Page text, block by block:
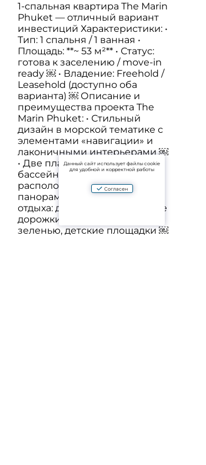
1-спальная квартира The Marin
Phuket — отличный вариант
инвестиций Характеристики: •
Тип: 1 спальня / 1 ванная •
Площадь: **~ 53 м²** • Статус:
готова к заселению / move-in
ready ￼ • Владение: Freehold /
Leasehold (доступно оба
варианта) ￼ Описание и
преимущества проекта The
Marin Phuket: • Стильный
дизайн в морской тематике с
элементами «навигации» и
лаконичными интерьерами ￼
• Две плавательных зоны /
бассейна, один из которых
расположен на крыше с
панорамным видом ￼ • Зоны
отдыха: джакузи, прогулочные
дорожки сред тропической
зеленью, детские площадки ￼
Данный сайт использует файлы cookie
для удобной и корректной работы
Согласен